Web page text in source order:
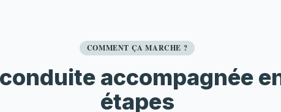
COMMENT ÇA MARCHE ?
accompagnée
étapes